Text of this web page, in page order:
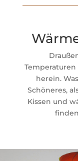
herein.
Schöneres,
Kissen und